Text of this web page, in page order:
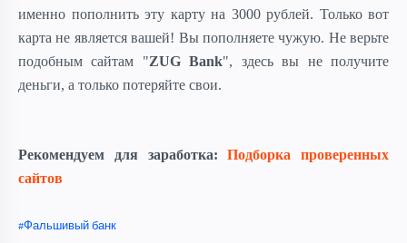
именно пополнить эту карту на 3000 рублей. Только вот
карта не является вашей! Вы пополняете чужую. Не верьте
подобным сайтам "ZUG Bank", здесь вы не получите
деньги, а только потеряйте свои.
Рекомендуем для заработка:
Подборка проверенных
сайтов
Фальшивый банк